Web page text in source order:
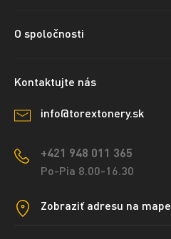
O spoločnosti
Kontaktujte nás
info@torextonery.sk
+421 948 011 365
Po-Pia 8.00-16.30
Zobraziť adresu na mape